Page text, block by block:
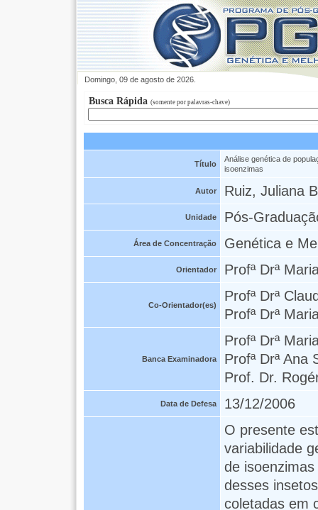
Domingo, 09 de agosto de 2026.
Busca Rápida (somente por palavras-chave)
Título
Análise genética de
isoenzimas
Autor Ruiz, Juliana
Unidade Pós-
Área de Concentração Genética e
Orientador Profª Drª
Co-Orientador(es)
Profª Drª
Profª Drª
Banca Examinadora
Profª Drª
Profª Drª Ana
Prof. Dr.
Data de Defesa 13/12/2006
O presente
variabilidade
de
desses
coletadas em